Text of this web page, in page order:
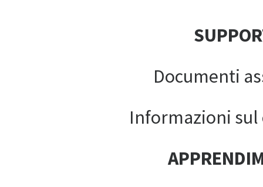
Documenti
Informazioni sul